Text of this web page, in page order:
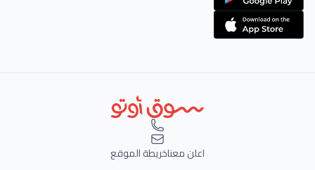
اعلن معناخريطة الموقع